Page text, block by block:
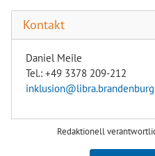
Kontakt
Daniel Meile
Tel.: +49 3378 209-212
Redaktionell